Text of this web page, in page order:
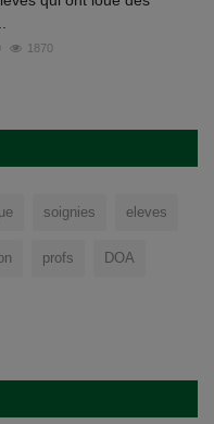
1870
soignies eleves
profs DOA